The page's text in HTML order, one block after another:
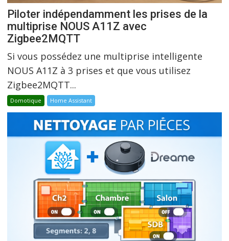
Piloter indépendamment les prises de la
multiprise NOUS A11Z avec
Zigbee2MQTT
Si vous possédez une multiprise intelligente
NOUS A11Z à 3 prises et que vous utilisez
Zigbee2MQTT...
Domotique Home Assistant